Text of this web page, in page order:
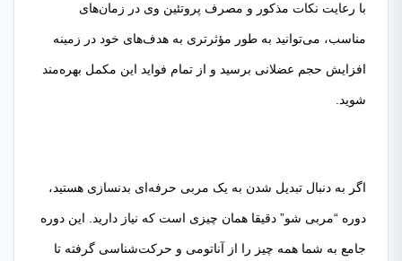
با رعایت نکات مذکور و مصرف پروتئین وی در زمان‌های
مناسب، می‌توانید به طور مؤثرتری به هدف‌های خود در زمینه
افزایش حجم عضلانی برسید و از تمام فواید این مکمل بهره‌مند
شوید.
اگر به دنبال تبدیل شدن به یک مربی حرفه‌ای بدنسازی هستید،
دوره “مربی شو” دقیقا همان چیزی است که نیاز دارید. این دوره
جامع به شما همه چیز را از آناتومی و حرکت‌شناسی گرفته تا